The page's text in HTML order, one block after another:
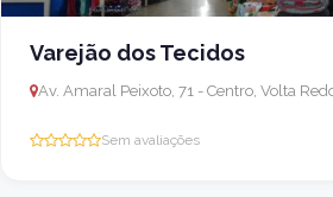
Varejão dos Tecidos
Sem avaliações